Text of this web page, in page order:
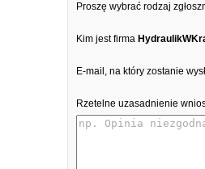
Proszę wybrać rodzaj
Kim jest firma
E-mail, na który zostanie
Rzetelne uzasadnienie